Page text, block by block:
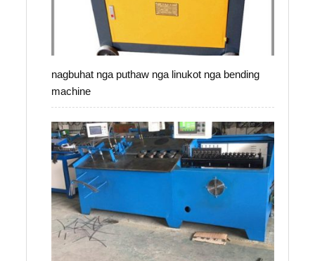
nagbuhat nga puthaw nga linukot nga bending
machine